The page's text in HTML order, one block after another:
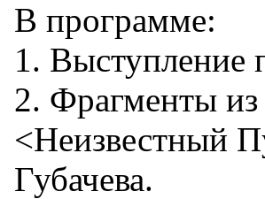
В программе:
1. Выступление
2. Фрагменты
<Неизвестный
Губачева.